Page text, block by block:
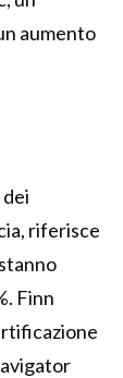
aumento
riferisce
Finn